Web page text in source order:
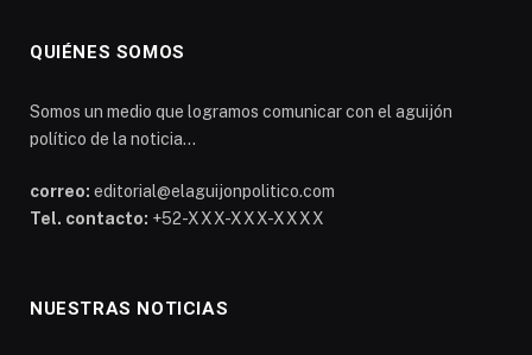
QUIÉNES SOMOS
Somos un medio que logramos comunicar con el aguijón
político de la noticia...
correo: editorial@elaguijonpolitico.com
Tel. contacto: +52-XXX-XXX-XXXX
NUESTRAS NOTICIAS